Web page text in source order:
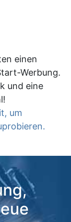
einen
Werbung.
und eine
um